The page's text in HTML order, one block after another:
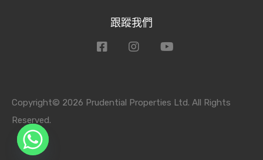
跟蹤我們
Copyright© 2026 Prudential Properties Ltd. All Rights
Reserved.